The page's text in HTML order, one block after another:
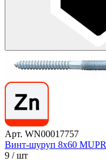
Арт. WN00017757
Винт-шуруп 8х60
9 / шт